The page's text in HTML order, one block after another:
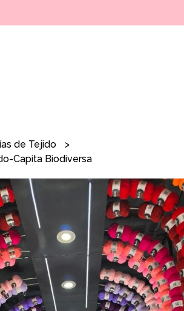
de Tejido
Capita Biodiversa